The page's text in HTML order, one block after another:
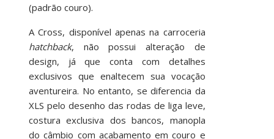
(padrão couro).
A Cross, disponível apenas na carroceria
hatchback, não possui alteração de
design, já que conta com detalhes
exclusivos que enaltecem sua vocação
aventureira. No entanto, se diferencia da
XLS pelo desenho das rodas de liga leve,
costura exclusiva dos bancos, manopla
do câmbio com acabamento em couro e